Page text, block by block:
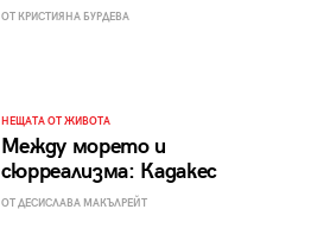
ОТ КРИСТИЯНА БУРДЕВА
НЕЩАТА ОТ ЖИВОТА
Между морето и
сюрреализма: Кадакес
ОТ ДЕСИСЛАВА МАКЪЛРЕЙТ